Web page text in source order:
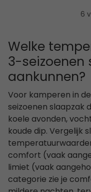
6
Welke
3-seizoenen
aankunnen?
Voor kamperen in
seizoenen slaapzak
koele avonden,
koude dip. Vergelijk
comfort (vaak
limiet (vaak
categorie zie je